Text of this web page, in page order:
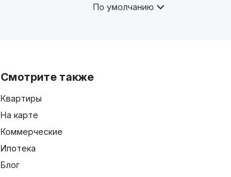
По умолчанию
Смотрите также
Квартиры
На карте
Коммерческие
Ипотека
Блог